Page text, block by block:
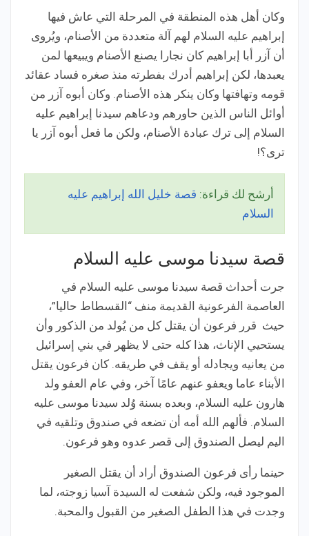
وكان أهل هذه المنطقة في المرحلة التي عاش فيها
إبراهيم عليه السلام لهم آلة متعددة من الأصنام، ويُروى
أن آزر أبا إبراهيم كان نجارا يصنع الأصنام ويبيعها لمن
يعبدها، لكن إبراهيم أدرك بفطرته منذ صغره فساد عقائد
قومه وتهافتها وكان ينكر هذه الأصنام. وكان أبوه آزر من
أوائل الناس الذين حاورهم ودعاهم سيدنا إبراهيم عليه
السلام إلى ترك عبادة الأصنام، ولكن ما فعل أبوه آزر يا
ترى؟!
أرشح لك قراءة: قصة خليل الله إبراهيم عليه
السلام
قصة سيدنا موسى عليه السلام
جرت أحداث قصة سيدنا موسى عليه السلام في
العاصمة الفرعونية القديمة منف “القسطاط حاليا”،
حيث قرر فرعون أن يقتل كل من يُولد من الذكور وأن
يستحيي الإناث، هذا كله حتى لا يظهر في بني إسرائيل
من يعانيه ويجادله أو يقف في طريقه. كان فرعون يقتل
الأبناء عاما ويعفو عنهم عامًا آخر، وفي عام العفو ولد
هارون عليه السلام، وبعده بسنة وُلد سيدنا موسى عليه
السلام. فألهم الله أمه أن تضعه في صندوق وتلقيه في
اليم ليصل الصندوق إلى قصر عدوه وهو فرعون.
حينما رأى فرعون الصندوق أراد أن يقتل الصغير
الموجود فيه، ولكن شفعت له السيدة آسيا زوجته، لما
وجدت في هذا الطفل الصغير من القبول والمحبة.